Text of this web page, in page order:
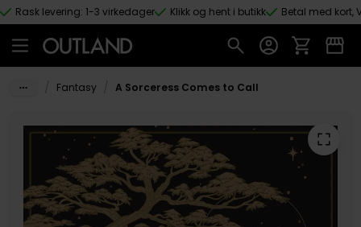
Hopp til hovedinnhold
Rask levering: 1-3 virkedager Klikk og hent i butikk Betal med kort,
Fantasy A Sorceress Comes to Call